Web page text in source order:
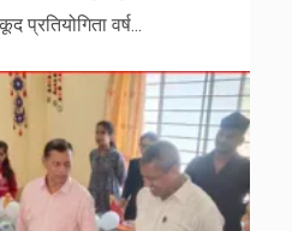
वर्ष...